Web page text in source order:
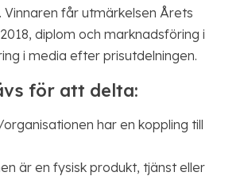
Vinnaren får utmärkelsen Årets
diplom och marknadsföring i
i media efter prisutdelningen.
för att delta:
har en koppling till
är en fysisk produkt, tjänst eller